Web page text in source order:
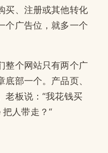
买、注册或其他转化
个广告位，就多一个
整个网站只有两个广
部一个。产品页、
老板说：“我花钱买
人带走？“